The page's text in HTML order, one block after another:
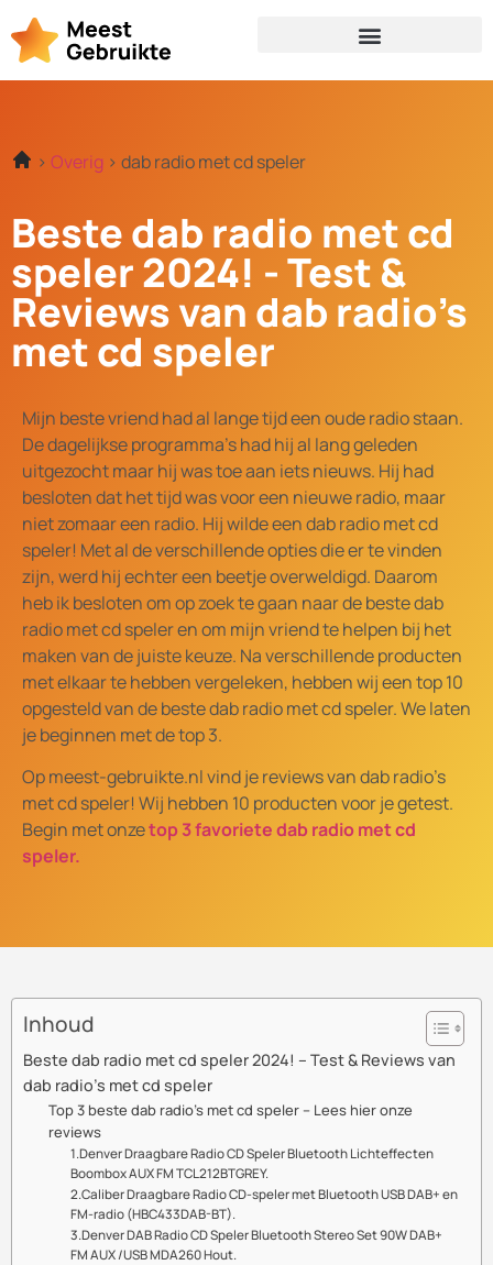
Overig dab radio met cd speler
Beste dab radio met cd
speler 2024! - Test &
Reviews van dab radio's
met cd speler
Mijn beste vriend had al lange tijd een oude radio staan.
De dagelijkse programma's had hij al lang geleden
uitgezocht maar hij was toe aan iets nieuws. Hij had
besloten dat het tijd was voor een nieuwe radio, maar
niet zomaar een radio. Hij wilde een dab radio met cd
speler! Met al de verschillende opties die er te vinden
zijn, werd hij echter een beetje overweldigd. Daarom
heb ik besloten om op zoek te gaan naar de beste dab
radio met cd speler en om mijn vriend te helpen bij het
maken van de juiste keuze. Na verschillende producten
met elkaar te hebben vergeleken, hebben wij een top 10
opgesteld van de beste dab radio met cd speler. We laten
je beginnen met de top 3.
Op meest-gebruikte.nl vind je reviews van dab radio's
met cd speler! Wij hebben 10 producten voor je getest.
Begin met onzetop 3 favoriete dab radio met cd
speler.
Inhoud
Beste dab radio met cd speler 2024! – Test & Reviews van
dab radio’s met cd speler
Top 3 beste dab radio’s met cd speler – Lees hier onze
reviews
1.Denver Draagbare Radio CD Speler Bluetooth Lichteffecten
Boombox AUX FM TCL212BTGREY.
2.Caliber Draagbare Radio CD-speler met Bluetooth USB DAB+ en
FM-radio (HBC433DAB-BT).
3.Denver DAB Radio CD Speler Bluetooth Stereo Set 90W DAB+
FM AUX /USB MDA260 Hout.